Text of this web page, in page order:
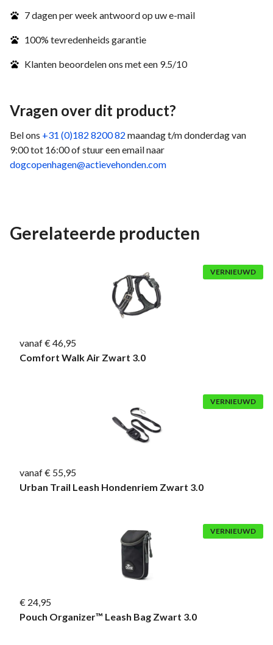
7 dagen per week antwoord op uw e-mail
100% tevredenheids garantie
Klanten beoordelen ons met een 9.5/10
Vragen over dit product?
Bel ons +31 (0)182 8200 82 maandag t/m donderdag van
9:00 tot 16:00 of stuur een email naar
dogcopenhagen@actievehonden.com
Gerelateerde producten
VERNIEUWD
vanaf € 46,95
Comfort Walk Air Zwart 3.0
VERNIEUWD
vanaf € 55,95
Urban Trail Leash Hondenriem Zwart 3.0
VERNIEUWD
€ 24,95
Pouch Organizer™ Leash Bag Zwart 3.0